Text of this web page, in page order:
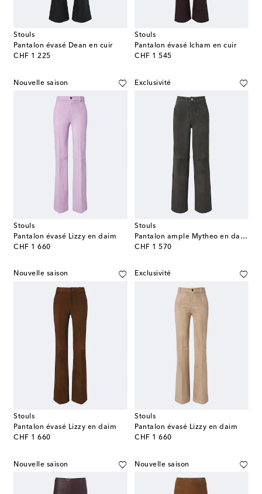
Stouls
Pantalon évasé Dean en cuir
CHF 1 225
original price
Stouls
Pantalon évasé Icham en cuir
CHF 1 545
original price
Nouvelle saison
Stouls
Pantalon évasé Lizzy en daim
CHF 1 660
original price
Exclusivité
Stouls
Pantalon ample Mytheo en daim
CHF 1 570
original price
Nouvelle saison
Stouls
Pantalon évasé Lizzy en daim
CHF 1 660
original price
Exclusivité
Stouls
Pantalon évasé Lizzy en daim
CHF 1 660
original price
Nouvelle saison Nouvelle saison